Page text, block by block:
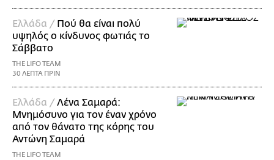
Ελλάδα / Πού θα είναι πολύ
υψηλός ο κίνδυνος φωτιάς το
Σάββατο
THE LIFO TEAM
30 ΛΕΠΤΑ ΠΡΙΝ
Ελλάδα /Λένα Σαμαρά:
Μνημόσυνο για τον έναν χρόνο
από τον θάνατο της κόρης του
Αντώνη Σαμαρά
THE LIFO TEAM